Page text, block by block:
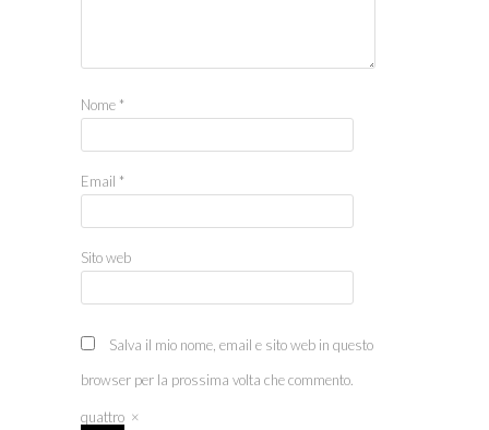
Nome *
Email *
Sito web
Salva il mio nome, email e sito web in questo
browser per la prossima volta che commento.
quattro ×